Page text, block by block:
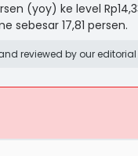
(yoy) ke level
sebesar 17,81 persen.
reviewed by our